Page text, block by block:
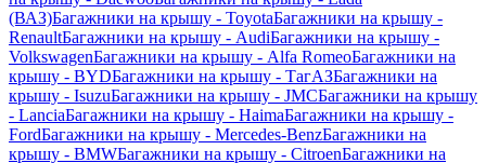
(ВАЗ)Багажники на крышу - ToyotaБагажники на крышу -
RenaultБагажники на крышу - AudiБагажники на крышу -
VolkswagenБагажники на крышу - Alfa RomeoБагажники на
крышу - BYDБагажники на крышу - ТагАЗБагажники на
крышу - IsuzuБагажники на крышу - JMCБагажники на крышу
- LanciaБагажники на крышу - HaimaБагажники на крышу -
FordБагажники на крышу - Mercedes-BenzБагажники на
крышу - BMWБагажники на крышу - CitroenБагажники на